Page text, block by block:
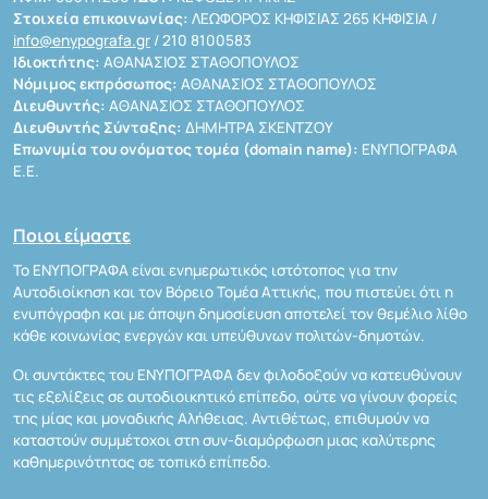
Στοιχεία επικοινωνίας: ΛΕΩΦΟΡΟΣ ΚΗΦΙΣΙΑΣ 265 ΚΗΦΙΣΙΑ /
info@enypografa.gr / 210 8100583
Ιδιοκτήτης: ΑΘΑΝΑΣΙΟΣ ΣΤΑΘΟΠΟΥΛΟΣ
Νόμιμος εκπρόσωπος: ΑΘΑΝΑΣΙΟΣ ΣΤΑΘΟΠΟΥΛΟΣ
Διευθυντής: ΑΘΑΝΑΣΙΟΣ ΣΤΑΘΟΠΟΥΛΟΣ
Διευθυντής Σύνταξης: ΔΗΜΗΤΡΑ ΣΚΕΝΤΖΟΥ
Επωνυμία του ονόματος τομέα (domain name): ΕΝΥΠΟΓΡΑΦΑ
Ε.Ε.
Ποιοι είμαστε
Το ΕΝΥΠΟΓΡΑΦΑ είναι ενημερωτικός ιστότοπος για την
Αυτοδιοίκηση και τον Βόρειο Τομέα Αττικής, που πιστεύει ότι η
ενυπόγραφη και με άποψη δημοσίευση αποτελεί τον θεμέλιο λίθο
κάθε κοινωνίας ενεργών και υπεύθυνων πολιτών-δημοτών.
Οι συντάκτες του ΕΝΥΠΟΓΡΑΦΑ δεν φιλοδοξούν να κατευθύνουν
τις εξελίξεις σε αυτοδιοικητικό επίπεδο, ούτε να γίνουν φορείς
της μίας και μοναδικής Αλήθειας. Αντιθέτως, επιθυμούν να
καταστούν συμμέτοχοι στη συν-διαμόρφωση μιας καλύτερης
καθημερινότητας σε τοπικό επίπεδο.